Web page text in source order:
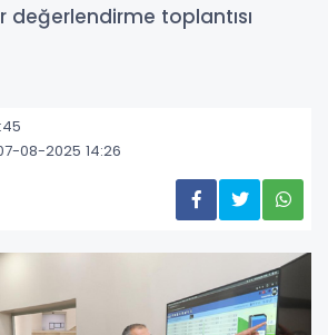
değerlendirme toplantısı
08-2025 14:26